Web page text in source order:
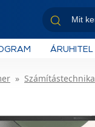
ÁRUHITEL
Számítástechnika